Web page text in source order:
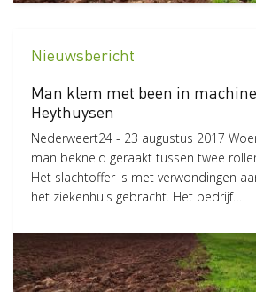
Nieuwsbericht
Man klem met been in
Heythuysen
Nederweert24 - 23 augustus 2017
man bekneld geraakt tussen twee
Het slachtoffer is met verwondingen
het ziekenhuis gebracht. Het bedrijf…